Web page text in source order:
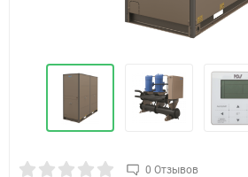
0 Отзывов